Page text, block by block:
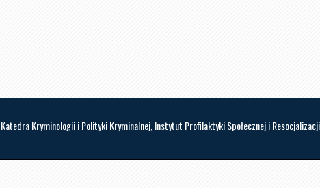
Katedra Kryminologii i Polityki Kryminalnej, Instytut Profilaktyki Społecznej i